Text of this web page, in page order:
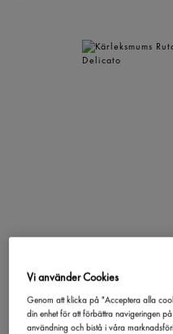
EAN:
Vi använder Cookies
Genom att klicka på "Acceptera alla
din enhet för att förbättra navigeringen
användning och bistå i våra